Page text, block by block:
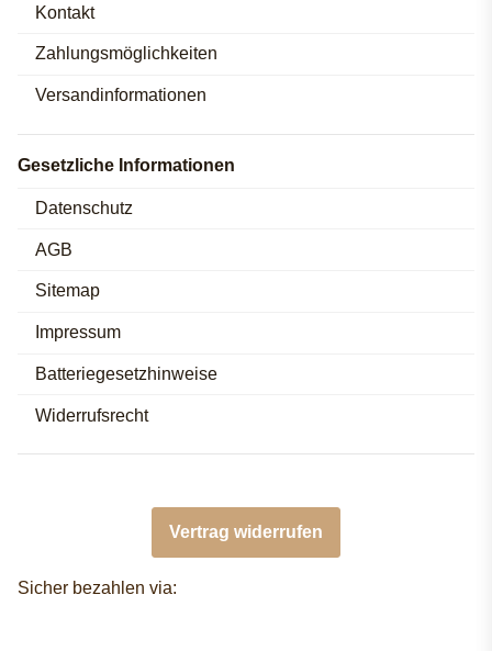
Kontakt
Zahlungsmöglichkeiten
Versandinformationen
Gesetzliche Informationen
Datenschutz
AGB
Sitemap
Impressum
Batteriegesetzhinweise
Widerrufsrecht
Vertrag widerrufen
Sicher bezahlen via: